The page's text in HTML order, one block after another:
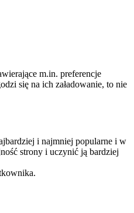
m.in. preferencje
się na ich załadowanie, to nie
i najmniej popularne i w
strony i uczynić ją bardziej